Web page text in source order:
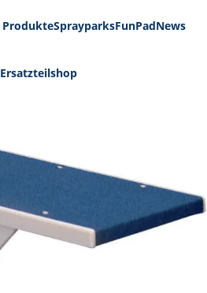
ProdukteSprayparksFunPadNews
Ersatzteilshop